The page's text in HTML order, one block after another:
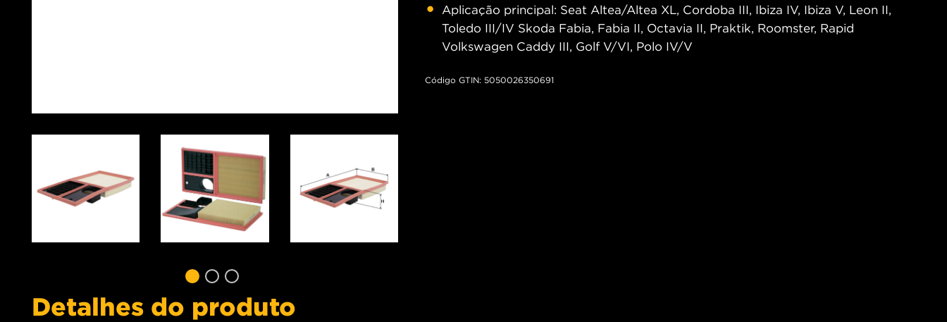
Aplicação principal: Seat Altea/Altea XL, Cordoba III, Ibiza IV, Ibiza V, Leon II,
Toledo III/IV Skoda Fabia, Fabia II, Octavia II, Praktik, Roomster, Rapid
Volkswagen Caddy III, Golf V/VI, Polo IV/V
Código GTIN: 5050026350691
Detalhes do produto